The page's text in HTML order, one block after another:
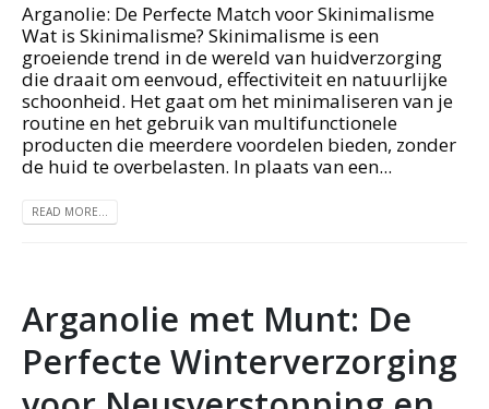
Arganolie: De Perfecte Match voor Skinimalisme
Wat is Skinimalisme? Skinimalisme is een
groeiende trend in de wereld van huidverzorging
die draait om eenvoud, effectiviteit en natuurlijke
schoonheid. Het gaat om het minimaliseren van je
routine en het gebruik van multifunctionele
producten die meerdere voordelen bieden, zonder
de huid te overbelasten. In plaats van een...
READ MORE...
Arganolie met Munt: De
Perfecte Winterverzorging